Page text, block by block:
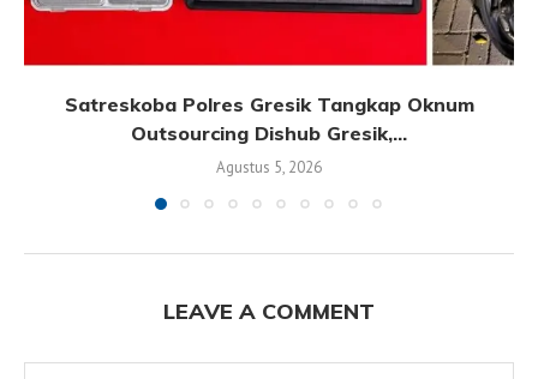
Satreskoba Polres Gresik Tangkap Oknum
Outsourcing Dishub Gresik,...
Agustus 5, 2026
LEAVE A COMMENT